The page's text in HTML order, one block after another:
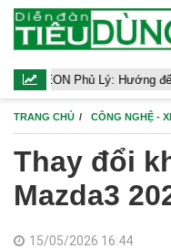
Lý: Hướng đến thúc đẩy hạ
TRANG CHỦ CÔNG NGHỆ -
Thay đổi
Mazda3
15/05/2026 16:44